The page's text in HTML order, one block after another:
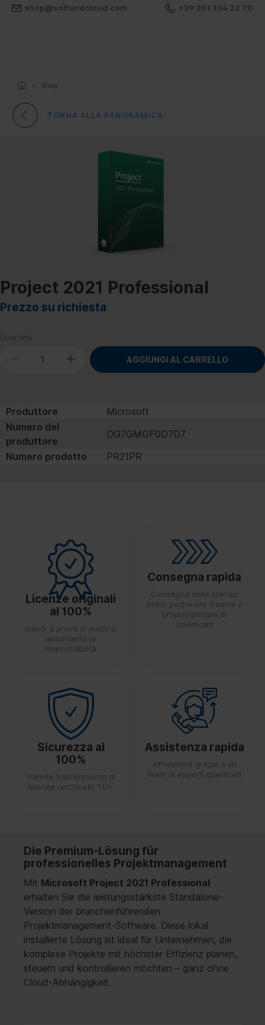
shop@softandcloud.com +39 351 334 22 70
Shop
TORNA ALLA PANORAMICA
Project 2021 Professional
Prezzo su richiesta
Quantità
AGGIUNGI AL CARRELLO
Produttore
Microsoft
Numero del
produttore
DG7GMGF0D7D7
Numero prodotto
PR21PR
Licenze originali
al 100%
quindi a prova di audit: ci
assumiamo la
responsabilità.
Consegna rapida
Consegna delle licenze
entro poche ore tramite il
proprio portale di
download
Sicurezza al
100%
tramite trasferimento di
licenza certificato TÜV
Assistenza rapida
Affidabilità grazie a un
team di esperti qualificati
Die Premium-Lösung für
professionelles Projektmanagement
Mit Microsoft Project 2021 Professional
erhalten Sie die leistungsstärkste Standalone-
Version der branchenführenden
Projektmanagement-Software. Diese lokal
installierte Lösung ist ideal für Unternehmen, die
komplexe Projekte mit höchster Effizienz planen,
steuern und kontrollieren möchten – ganz ohne
Cloud-Abhängigkeit.